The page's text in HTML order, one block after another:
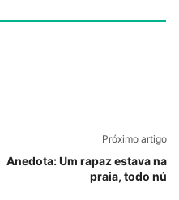
Próximo artigo
Anedota: Um rapaz estava na
praia, todo nú